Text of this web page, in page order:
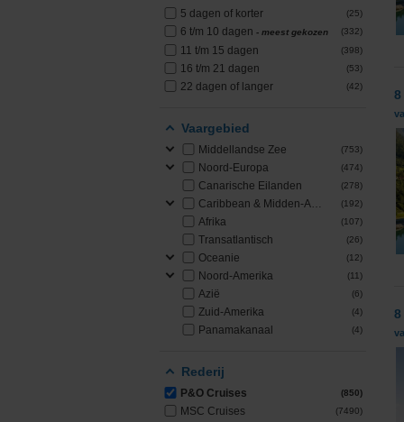
Princess Cruises
Regent Seven Seas
Royal Caribbean
Seabourn
SeaDream Yacht
Silversea Cruises
Star Clippers
5 dagen of korter (25)
6 t/m 10 dagen - meest gekozen (332)
11 t/m 15 dagen (398)
16 t/m 21 dagen (53)
22 dagen of langer (42)
Vaargebied
Middellandse Zee (753)
Noord-Europa (474)
Canarische Eilanden (278)
Caribbean & Midden-Amerika (192)
Afrika (107)
Transatlantisch (26)
Oceanie (12)
Noord-Amerika (11)
Azië (6)
Zuid-Amerika (4)
Panamakanaal (4)
Rederij
P&O Cruises (850)
MSC Cruises (7490)
8
8